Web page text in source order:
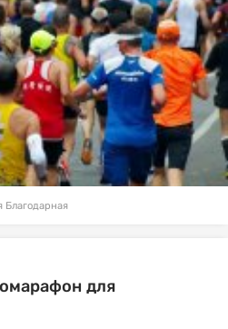
Благодарная
для